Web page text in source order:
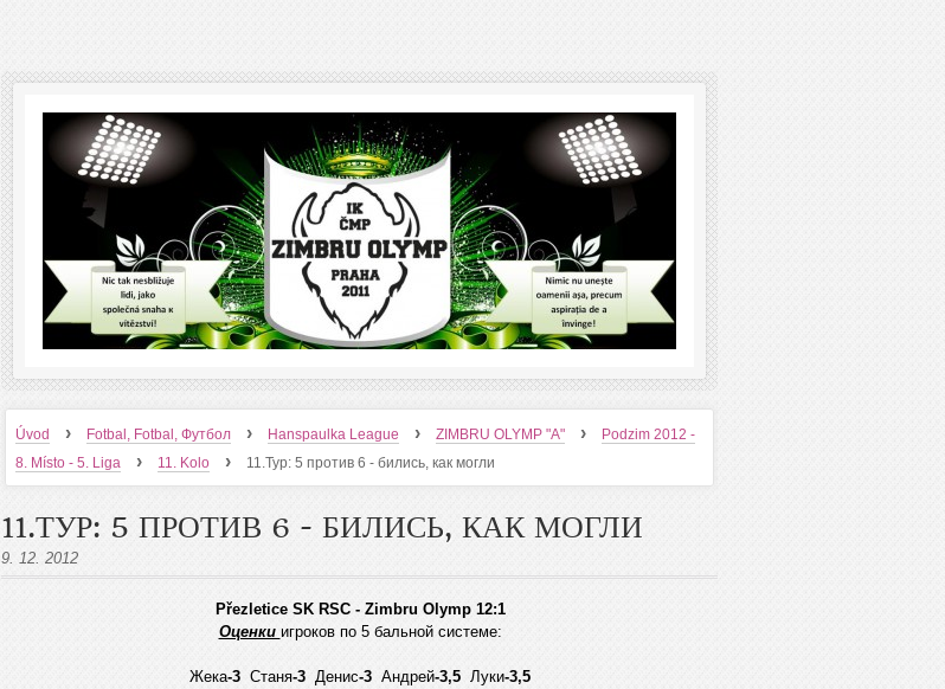
Úvod › Fotbal, Fotbal, Футбол › Hanspaulka League › ZIMBRU OLYMP "A" ›
Podzim 2012 -
8. Místo - 5. Liga
› 11. Kolo › 11.Тур: 5 против 6 - бились, как могли
11.ТУР: 5 ПРОТИВ 6 - БИЛИСЬ, КАК МОГЛИ
9. 12. 2012
Přezletice SK RSC - Zimbru Olymp 12:1
Оценки игроков по 5 бальной системе:
Жека-3 Станя-3 Денис-3 Андрей-3,5 Луки-3,5